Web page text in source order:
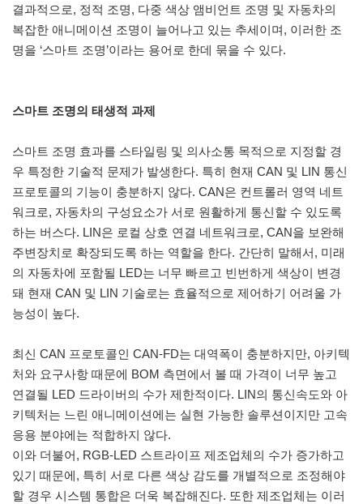
결과적으로, 정적 조명, 다중 색상 앰비언트 조명 및 자동차의
복잡한 애니메이션 조명이 늘어나고 있는 추세이며, 이러한 조
명을 ‘스마트 조명’이라는 용어로 한데 묶을 수 있다.
스마트 조명의 태생적 과제
스마트 조명 효과를 스타일링 및 의사소통 목적으로 지정할 경
우 특정한 기술적 문제가 발생한다. 특히 현재 CAN 및 LIN 통신
프로토콜의 기능이 충분하지 않다. CAN은 컨트롤러 영역 네트
워크로, 자동차의 구성요소가 서로 원활하게 통신할 수 있도록
하는 버스다. LIN은 로컬 상호 연결 네트워크로, CAN을 보완해
주변장치로 확장되도록 하는 역할을 한다. 간단히 말해서, 미래
의 자동차에 포함될 LED는 너무 빠르고 빈번하게 색상이 변경
돼 현재 CAN 및 LIN 기술로는 효율적으로 제어하기 어려울 가
능성이 높다.
최신 CAN 프로토콜인 CAN-FD는 대역폭이 충분하지만, 아키텍
처와 요구사항 때문에 BOM 측면에서 볼 때 가격이 너무 높고
연결될 LED 드라이버의 수가 제한적이다. LIN의 통신속도와 아
키텍처는 느린 애니메이션에는 실현 가능한 솔루션이지만 고속
응용 분야에는 적합하지 않다.
이와 더불어, RGB-LED 스트라이프 제조업체의 수가 증가하고
있기 때문에, 특히 서로 다른 색상 감도를 개별적으로 조정해야
할 경우 시스템 통합은 더욱 복잡해진다. 또한 제조업체는 이러